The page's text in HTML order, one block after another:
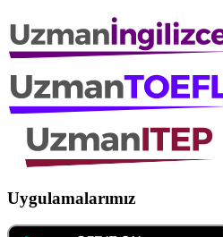
Uygulamalarımız